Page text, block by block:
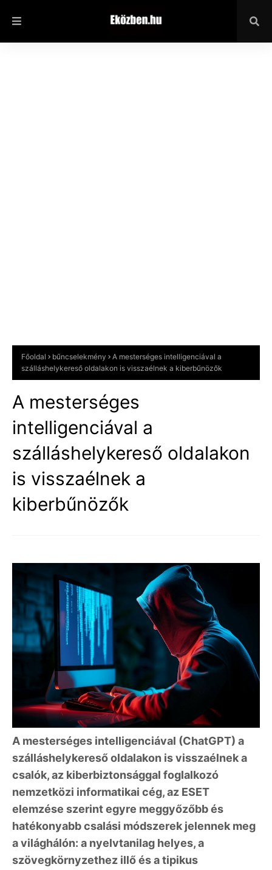
Főoldal bűncselekmény
A mesterséges intelligenciával a
szálláshelykereső oldalakon is visszaélnek a kiberbűnözők
A mesterséges
intelligenciával a
szálláshelykereső oldalakon
is visszaélnek a
kiberbűnözők
A mesterséges intelligenciával (ChatGPT) a
szálláshelykereső oldalakon is visszaélnek a
csalók, az kiberbiztonsággal foglalkozó
nemzetközi informatikai cég, az ESET
elemzése szerint egyre meggyőzőbb és
hatékonyabb csalási módszerek jelennek meg
a világhálón: a nyelvtanilag helyes, a
szövegkörnyzethez illő és a tipikus